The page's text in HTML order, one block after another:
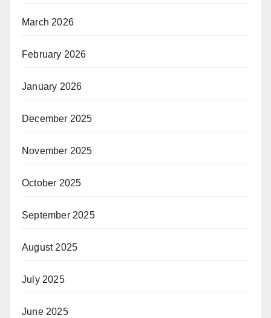
March 2026
February 2026
January 2026
December 2025
November 2025
October 2025
September 2025
August 2025
July 2025
June 2025